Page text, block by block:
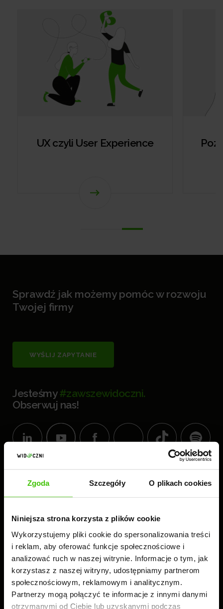
Zgoda Szczegóły O plikach cookies
Niniejsza strona korzysta z plików cookie
Wykorzystujemy pliki cookie do spersonalizowania treści
i reklam, aby oferować funkcje społecznościowe i
analizować ruch w naszej witrynie. Informacje o tym, jak
korzystasz z naszej witryny, udostępniamy partnerom
społecznościowym, reklamowym i analitycznym.
Partnerzy mogą połączyć te informacje z innymi danymi
otrzymanymi od Ciebie lub uzyskanymi podczas
UX czyli User Experience
Sprawdź jak możemy pomóc w rozwoju
Twojej firmy
WYŚLIJ ZAPYTANIE
Jesteśmy#zawszewidoczni.
Obserwuj nas!
WIDOCZNI
ul. Złotowska 41
tel.:61 224 83 26
Czynne: 8.00-16.00